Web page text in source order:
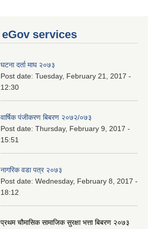
eGov services
घटना दर्ता माघ २०७३
Post date: Tuesday, February 21, 2017 -
12:30
वार्षिक पंजीकरण बिबरण २०७२/०७३
Post date: Thursday, February 9, 2017 -
15:51
नागरिक वडा पत्र २०७३
Post date: Wednesday, February 8, 2017 -
18:12
प्रथम चौमासिक सामाजिक सुरक्षा भत्ता बिबरण २०७३